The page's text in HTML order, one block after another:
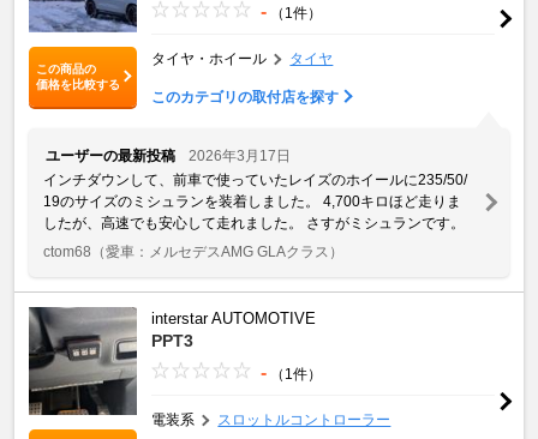
この商品の
価格を比較する
- （1件）
タイヤ・ホイール タイヤ
このカテゴリの取付店を探す
ユーザーの最新投稿
2026年3月17日
インチダウンして、前車で使っていたレイズのホイールに235/50/
19のサイズのミシュランを装着しました。 4,700キロほど走りま
したが、高速でも安心して走れました。 さすがミシュランです。
ctom68 （愛車：メルセデスAMG GLAクラス）
interstar AUTOMOTIVE
PPT3
- （1件）
電装系 スロットルコントローラー